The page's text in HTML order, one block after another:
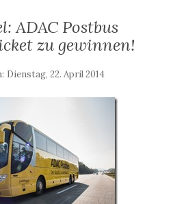
ADAC Postbus
zu gewinnen!
Dienstag, 22. April 2014